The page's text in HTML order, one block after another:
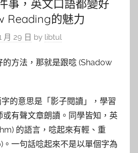
事，英文口語都變好
Reading的魅力
月 29 日 by libtul
的方法，那就是跟唸 (Shadow
的意思是「影子閱讀」，學習
有聲文章朗讀。同學皆知，英
的語言，唸起來有輕、重
一句話唸起來不是以單個字為